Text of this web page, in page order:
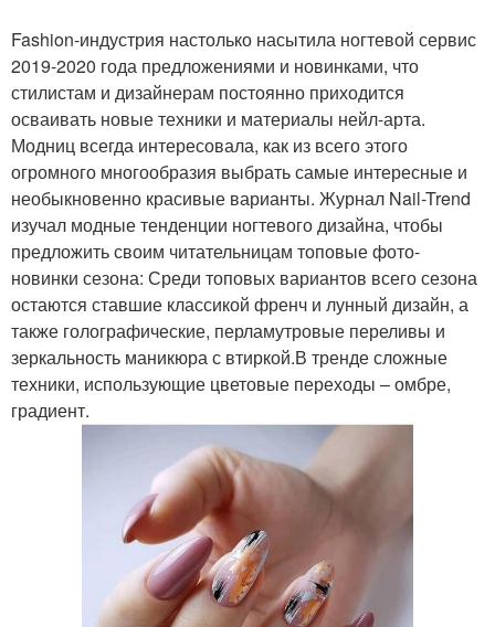
Fashion-индустрия настолько насытила ногтевой сервис
2019-2020 года предложениями и новинками, что
стилистам и дизайнерам постоянно приходится
осваивать новые техники и материалы нейл-арта.
Модниц всегда интересовала, как из всего этого
огромного многообразия выбрать самые интересные и
необыкновенно красивые варианты. Журнал Nail-Trend
изучал модные тенденции ногтевого дизайна, чтобы
предложить своим читательницам топовые фото-
новинки сезона: Среди топовых вариантов всего сезона
остаются ставшие классикой френч и лунный дизайн, а
также голографические, перламутровые переливы и
зеркальность маникюра с втиркой.В тренде сложные
техники, использующие цветовые переходы – омбре,
градиент.